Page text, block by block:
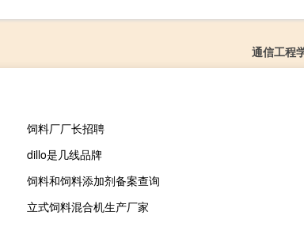
通信工程
饲料厂厂长招聘
dillo是几线品牌
饲料和饲料添加剂备案查询
立式饲料混合机生产厂家